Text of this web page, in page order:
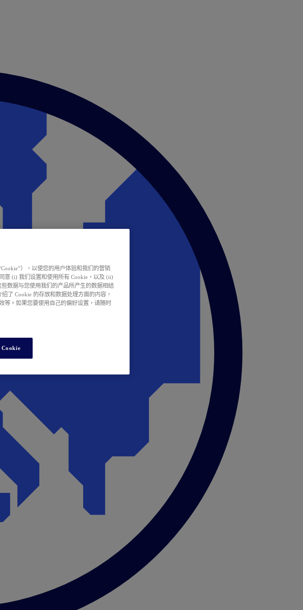
），以使您的用户体验和我们的营销
意 (i) 我们设置和使用所有 Cookie，以及 (ii)
数据与您使用我们的产品所产生的数据相结
绍了 Cookie 的存放和数据处理方面的内容，
等。如果您要使用自己的偏好设置，请随时
Cookie